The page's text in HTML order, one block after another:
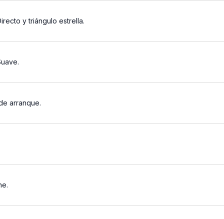
y triángulo estrella.
arranque.